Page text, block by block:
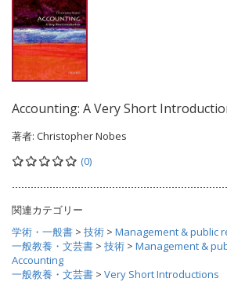
Accounting: A Very Short
著者: Christopher Nobes
(0)
関連カテゴリー
学術・一般書 > 技術 > Management & public
一般教養・文芸書 > 技術 > Management &
Accounting
一般教養・文芸書 > Very Short Introductions